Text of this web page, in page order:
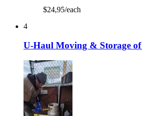
$24,95/each
4
U-Haul Moving & Storage